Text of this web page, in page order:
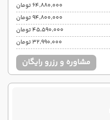
۶۴٬۸۸۰٬۰۰۰ تومان
۹۴٬۸۰۰٬۰۰۰ تومان
۴۵٬۵۹۰٬۰۰۰ تومان
۳۲٬۹۹۰٬۰۰۰ تومان
مشاوره و رزرو رایگان